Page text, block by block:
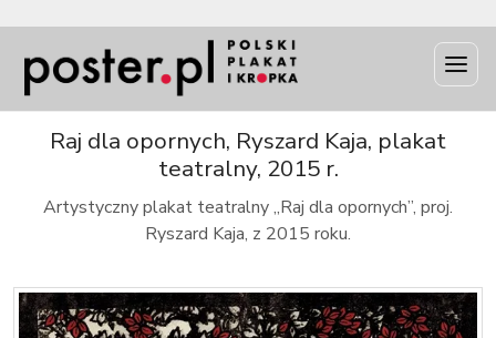
Raj dla opornych, Ryszard Kaja, plakat
teatralny, 2015 r.
Artystyczny plakat teatralny „Raj dla opornych”, proj.
Ryszard Kaja, z 2015 roku.